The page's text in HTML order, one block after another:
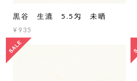
黒谷 生漉 5.5匁 未晒
¥935